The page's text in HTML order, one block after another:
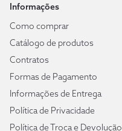
Informações
Como comprar
Catálogo de produtos
Contratos
Formas de Pagamento
Informações de Entrega
Política de Privacidade
Política de Troca e Devolução